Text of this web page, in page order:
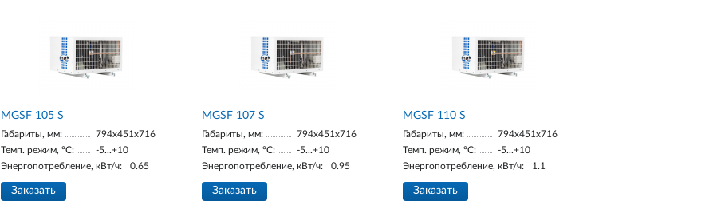
МGSF 105 S
Габариты, мм:
794x451x716
Темп. режим, °С:
-5...+10
Энергопотребление, кВт/ч:
0.65
Заказать
MGSF 107 S
Габариты, мм:
794x451x716
Темп. режим, °С:
-5...+10
Энергопотребление, кВт/ч:
0.95
Заказать
MGSF 110 S
Габариты, мм:
794x451x716
Темп. режим, °С:
-5...+10
Энергопотребление, кВт/ч:
1.1
Заказать